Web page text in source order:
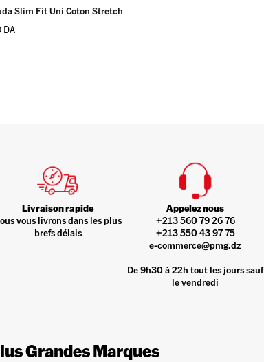
Slim Fit Uni Coton Stretch
DA
Livraison rapide
vous livrons dans les plus
brefs délais
Appelez nous
+213 560 79 26 76
+213 550 43 97 75
e-commerce@pmg.dz
De 9h30 à 22h tout les jours sauf
le vendredi
Grandes Marques